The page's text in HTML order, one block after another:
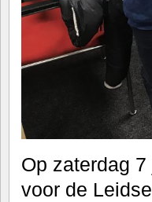
Op zaterdag
voor de